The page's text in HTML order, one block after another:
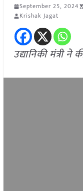
September 25, 2024
Krishak Jagat
उद्यानिकी मंत्री